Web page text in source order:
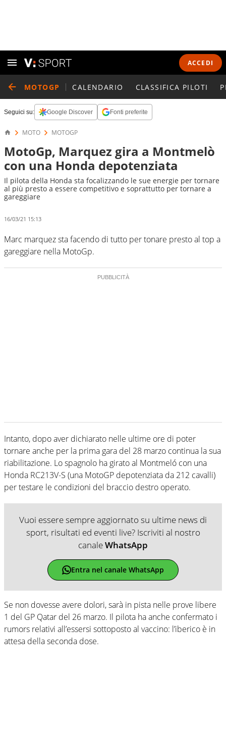
ACCEDI
MOTOGP CALENDARIO CLASSIFICA PILOTI
Seguici su: Google Discover Fonti preferite
MOTO MOTOGP
MotoGp, Marquez gira a Montmelò
con una Honda depotenziata
Il pilota della Honda sta focalizzando le sue energie per tornare
al più presto a essere competitivo e soprattutto per tornare a
gareggiare
16/03/21 15:13
Marc marquez sta facendo di tutto per tonare presto al top a
gareggiare nella MotoGp.
Intanto, dopo aver dichiarato nelle ultime ore di poter
tornare anche per la prima gara del 28 marzo continua la sua
riabilitazione. Lo spagnolo ha girato al Montmeló con una
Honda RC213V-S (una MotoGP depotenziata da 212 cavalli)
per testare le condizioni del braccio destro operato.
Vuoi essere sempre aggiornato su ultime news di
sport, risultati ed eventi live? Iscriviti al nostro
canaleWhatsApp
Entra nel canale WhatsApp
Se non dovesse avere dolori, sarà in pista nelle prove libere
1 del GP Qatar del 26 marzo. Il pilota ha anche confermato i
rumors relativi all’essersi sottoposto al vaccino: l’iberico è in
attesa della seconda dose.